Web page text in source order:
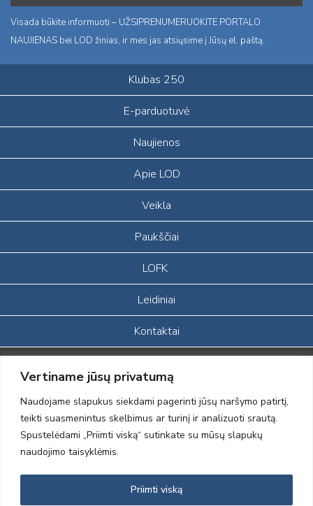
Vertiname jūsų privatumą
Naudojame slapukus siekdami pagerinti jūsų naršymo patirtį,
teikti suasmenintus skelbimus ar turinį ir analizuoti srautą.
Spustelėdami „Priimti viską“ sutinkate su mūsų slapukų
naudojimo taisyklėmis.
Priimti viską
Visada būkite informuoti – UŽSIPRENUMERUOKITE PORTALO
NAUJIENAS bei LOD žinias, ir mes jas atsiųsime į Jūsų el. paštą.
Klubas 250
E-parduotuvė
Naujienos
Apie LOD
Veikla
Paukščiai
LOFK
Leidiniai
Kontaktai
Portalas sukurtas įgyvendinant Lietuvos Respublikos, Europos
ekonominės erdvės ir Norvegijos finansinių mechanizmų iš dalies
finansuojamą paprojektį
„LOD visuomeninės /gamtosauginės veiklos sustiprinimas ir įvaizdžio
formavimas įtraukiant visuomenę į aplinkosauginių tyrimų veiklą“
(paprojekčio
įgyvendinimo sutarties numeris 2004-LT0008-NVO-1EEE/NOR-02-
2012 © Lietuvos Ornitologų Draugija © 2014, Visos teisės saugomos